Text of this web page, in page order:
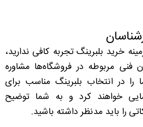
خرید بلبرینگ تجربه کافی ندارید،
فنی مربوطه در فروشگاه‌ها مشاوره
را در انتخاب بلبرینگ مناسب برای
خواهند کرد و به شما توضیح
را باید مدنظر داشته باشید.